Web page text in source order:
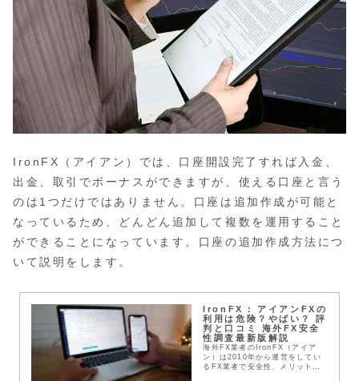
IronFX（アイアン）では、口座開設完了すれば入金、
出金、取引でボーナスができますが、使える口座と言う
のは1つだけではありません。口座は追加作成が可能と
なっているため、どんどん追加して複数を運用すること
ができることになっています。口座の追加作成方法につ
いて説明をします。
IronFX : アイアンFXの
利用は危険？やばい？ 評
判と口コミ 海外FX安全
性調査最新版解説
海外FX業者のIronFX（アイア
ン）は2010年から運営をしてい
るFX業者で安全性、メリット、